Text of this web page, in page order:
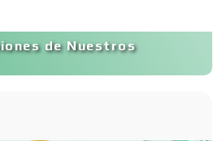
de Nuestros